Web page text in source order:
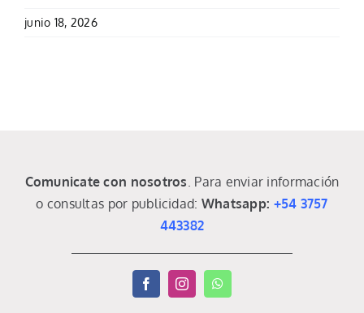
junio 18, 2026
Comunicate con nosotros . Para enviar información
o consultas por publicidad: Whatsapp: +54 3757
443382